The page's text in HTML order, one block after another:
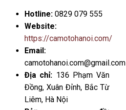
Hotline: 0829 079 555
Website:
https://camotohanoi.com/
Email:
camotohanoi.com@gmail.com
Địa chỉ: 136 Phạm Văn
Đồng, Xuân Đỉnh, Bắc Từ
Liêm, Hà Nội